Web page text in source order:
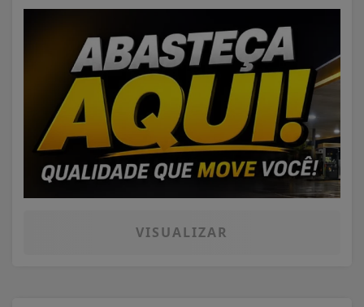
VISUALIZAR